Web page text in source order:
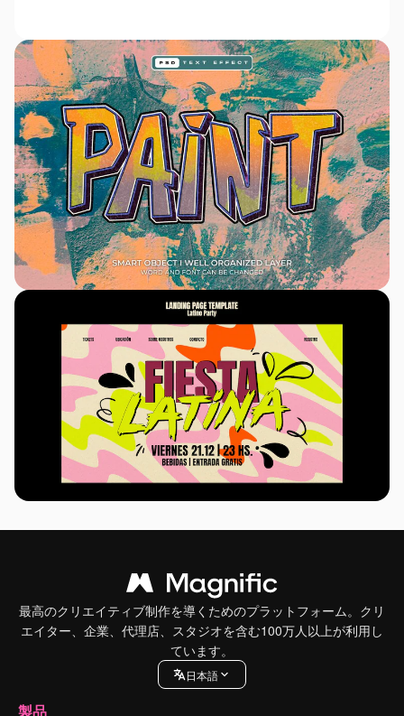
最高のクリエイティブ制作を導くためのプラットフォーム。クリ
エイター、企業、代理店、スタジオを含む100万人以上が利用し
ています。
日本語
製品